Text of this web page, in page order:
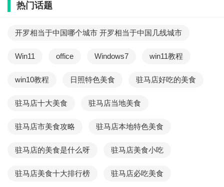
和含蓄的方式表达。
九、关注对方的需求
在联系对方时，关注对方的需求和感受，尝试提供帮助
或者支持。这样可以增加对方的好感度，让对方更容易
到兴趣。
热门话题
开罗相当于中国哪个城市 开罗相当于中国几线城市
Win11 office Windows7 win11教程
win10教程 日照特色美食 驻马店好吃的美食
驻马店十大美食 驻马店当地美食
驻马店市美食攻略 驻马店本地特色美食
驻马店的美食是什么呀 驻马店美食小吃
驻马店美食十大排行榜 驻马店必吃美食